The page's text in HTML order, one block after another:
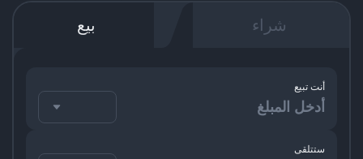
شراء بيع
ستتلقى
أنت تبيع